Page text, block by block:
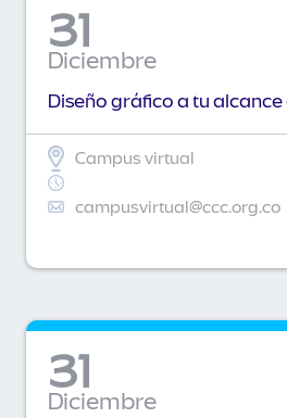
31
Diciembre
Diseño gráfico a tu alcance
Campus virtual
campusvirtual@ccc.org.co
31
Diciembre